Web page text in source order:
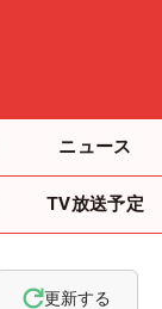
ニュース
TV放送予定
更新する